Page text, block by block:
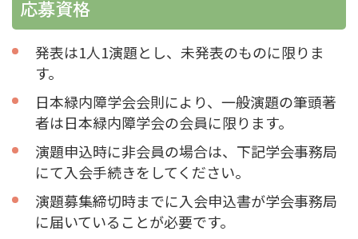
応募資格
発表は1人1演題とし、未発表のものに限りま
す。
日本緑内障学会会則により、一般演題の筆頭著
者は日本緑内障学会の会員に限ります。
演題申込時に非会員の場合は、下記学会事務局
にて入会手続きをしてください。
演題募集締切時までに入会申込書が学会事務局
に届いていることが必要です。